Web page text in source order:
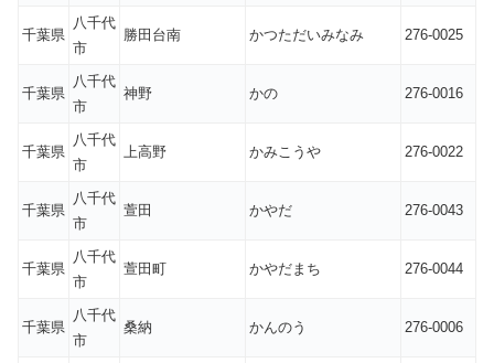
千葉県
八千代
市
勝田台南 かつただいみなみ 276-0025
千葉県
八千代
市
神野 かの 276-0016
千葉県
八千代
市
上高野 かみこうや 276-0022
千葉県
八千代
市
萱田 かやだ 276-0043
千葉県
八千代
市
萱田町 かやだまち 276-0044
千葉県
八千代
市
桑納 かんのう 276-0006